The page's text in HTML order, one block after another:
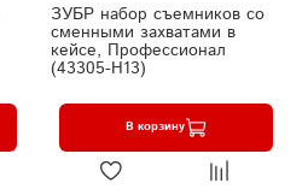
ЗУБР набор съемников со
сменными захватами в
кейсе, Профессионал
(43305-H13)
В корзину